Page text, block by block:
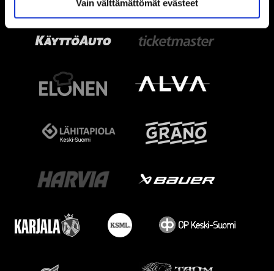
Vain välttämättömät evästeet